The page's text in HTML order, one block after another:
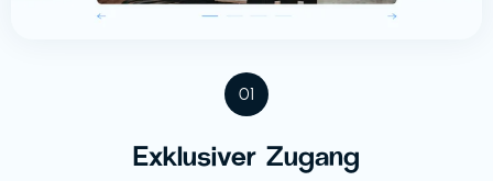
01
Exklusiver Zugang